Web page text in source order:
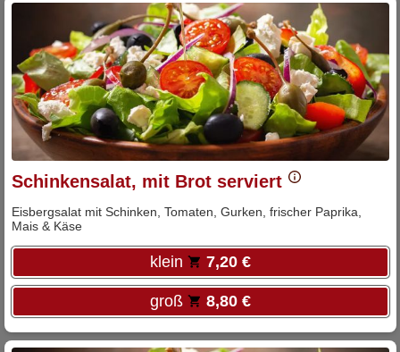
Schinkensalat, mit Brot serviert
Eisbergsalat mit Schinken, Tomaten, Gurken, frischer Paprika,
Mais & Käse
klein 7,20 €
groß 8,80 €